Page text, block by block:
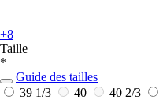
+8
Taille
*
Guide des tailles
39 1/3
40 40 2/3